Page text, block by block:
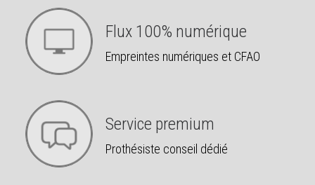
Flux 100% numérique
Empreintes numériques et CFAO
Service premium
Prothésiste conseil dédié